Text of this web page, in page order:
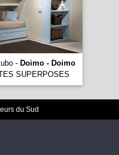
- Doimo - Doimo
SUPERPOSES
du Sud